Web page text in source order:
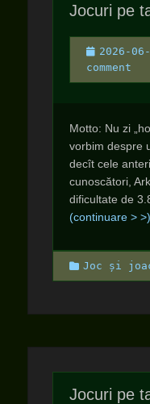
Jocuri pe
Posted
on
2026-
comment
Motto: Nu zi
vorbim despre
decît cele
cunoscători,
dificultate de
(continuare > >)
Categories
Joc și
Jocuri pe